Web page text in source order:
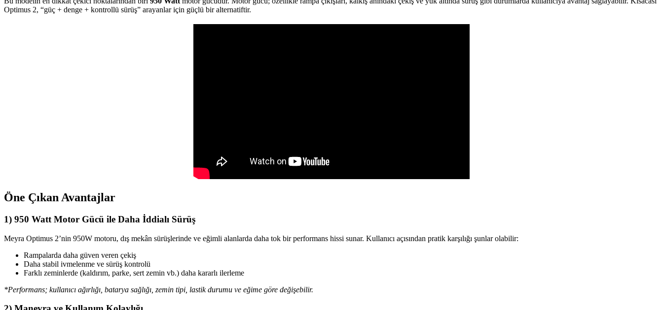
Optimus 2, “güç + denge + kontrollü sürüş” arayanlar için güçlü bir alternatiftir.
Öne Çıkan Avantajlar
1) 950 Watt Motor Gücü ile Daha İddialı Sürüş
Meyra Optimus 2’nin 950W motoru, dış mekân sürüşlerinde ve eğimli alanlarda daha tok bir performans hissi sunar. Kullanıcı açısından pratik karşılığı şunlar olabilir:
Rampalarda daha güven veren çekiş
Daha stabil ivmelenme ve sürüş kontrolü
Farklı zeminlerde (kaldırım, parke, sert zemin vb.) daha kararlı ilerleme
*Performans; kullanıcı ağırlığı, batarya sağlığı, zemin tipi, lastik durumu ve eğime göre değişebilir.